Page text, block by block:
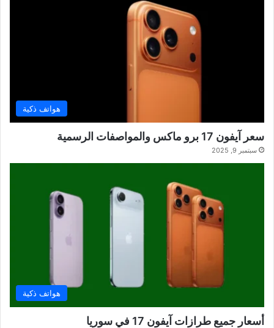
هواتف ذكية
سعر آيفون 17 برو ماكس والمواصفات الرسمية
سبتمبر 9, 2025
هواتف ذكية
أسعار جميع طرازات آيفون 17 في سوريا